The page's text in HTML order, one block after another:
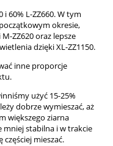
i 60% L-ZZ660. W tym
okresie,
ZZ620 oraz lepsze
dzięki XL-ZZ1150.
inne proporcje
użyć 15-25%
dobrze wymieszać, aż
większego ziarna
stabilna i w trakcie
mieszać.